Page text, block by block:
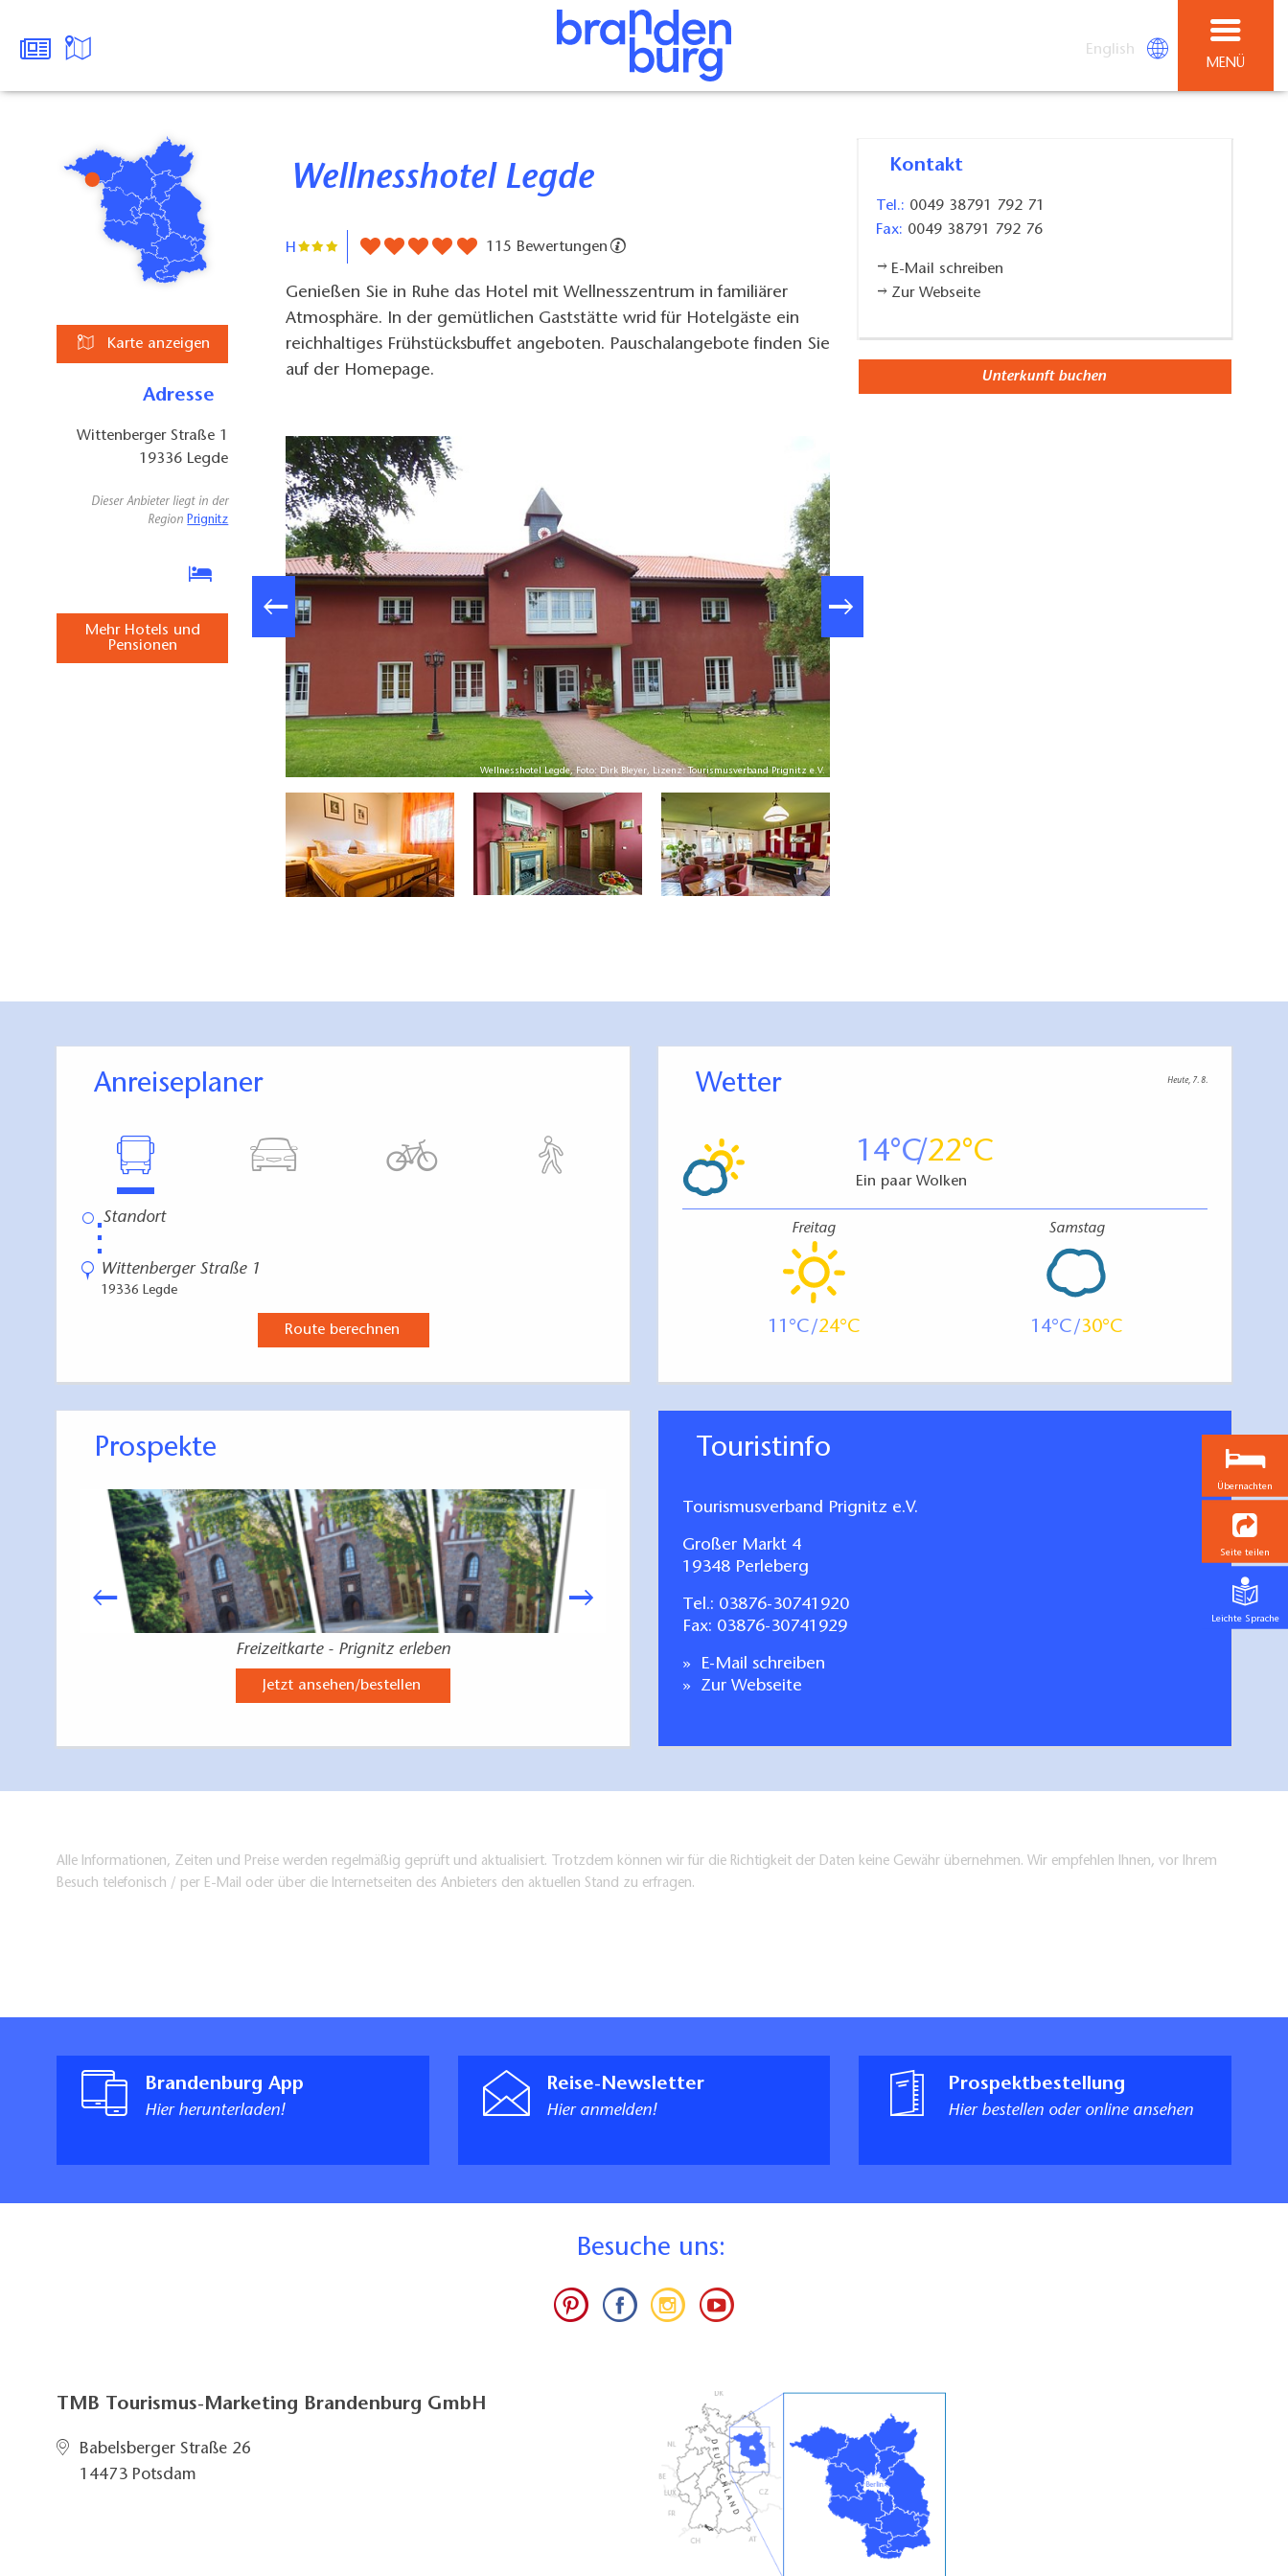
English
MENÜ
Karte anzeigen
Adresse
Wittenberger Straße 1
19336 Legde
Dieser Anbieter liegt in der
Region Prignitz
Mehr Hotels und
Pensionen
Wellnesshotel Legde
H 115 Bewertungen
Genießen Sie in Ruhe das Hotel mit Wellnesszentrum in familiärer
Atmosphäre. In der gemütlichen Gaststätte wrid für Hotelgäste ein
reichhaltiges Frühstücksbuffet angeboten. Pauschalangebote finden Sie
auf der Homepage.
Wellnesshotel Legde, Foto: Dirk Bleyer, Lizenz: Tourismusverband Prignitz e.V.
Kontakt
Tel.: 0049 38791 792 71
Fax: 0049 38791 792 76
E-Mail schreiben
Zur Webseite
Unterkunft buchen
Anreiseplaner
⋮
Wittenberger Straße 1
19336 Legde
Route berechnen
Wetter Heute, 7. 8.
14 22
Ein paar Wolken
Freitag
11 24
Samstag
14 30
Prospekte
Freizeitkarte - Prignitz erleben
Jetzt ansehen/bestellen Jetzt ansehen/bestellen
Touristinfo
Tourismusverband Prignitz e.V.
Großer Markt 4
19348 Perleberg
Tel.: 03876-30741920
Fax: 03876-30741929
E-Mail schreiben
Zur Webseite
Alle Informationen, Zeiten und Preise werden regelmäßig geprüft und aktualisiert. Trotzdem können wir für die Richtigkeit der Daten keine Gewähr übernehmen. Wir empfehlen Ihnen, vor Ihrem
Besuch telefonisch / per E-Mail oder über die Internetseiten des Anbieters den aktuellen Stand zu erfragen.
Brandenburg App
Hier herunterladen!
Reise-Newsletter
Hier anmelden!
Prospektbestellung
Hier bestellen oder online ansehen
Besuche uns:
TMB Tourismus-Marketing Brandenburg GmbH
Babelsberger Straße 26
14473 Potsdam
Übernachten
Seite teilen
Leichte Sprache